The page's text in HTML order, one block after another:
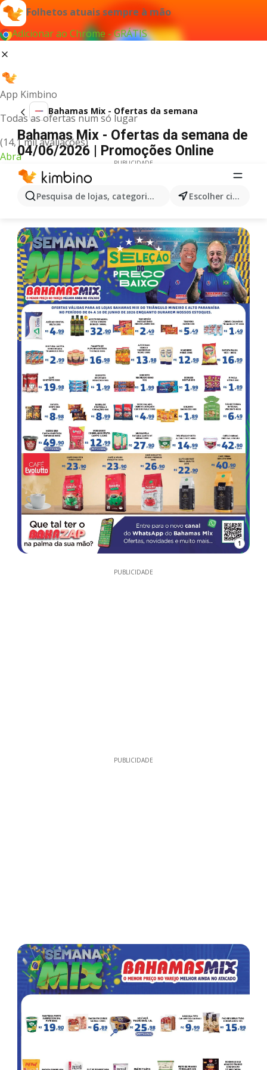
Folhetos atuais sempre à mão
Adicionar ao Chrome - GRÁTIS
App Kimbino
Todas as ofertas num só lugar
(14,1 mil avaliações)
Abra
Pesquisa de lojas, categorias,produtos... Escolher cidade
Bahamas Mix - Ofertas da semana
Bahamas Mix - Ofertas da semana de
04/06/2026 | Promoções Online
PUBLICIDADE
1
PUBLICIDADE
PUBLICIDADE